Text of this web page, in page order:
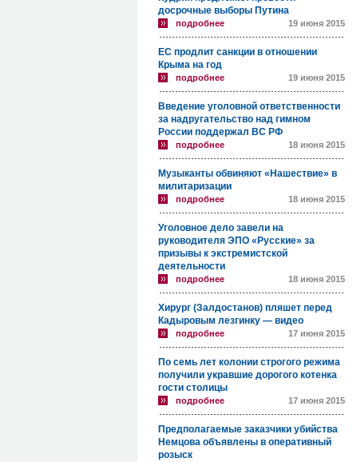
досрочные выборы Путина
подробнее 19 июня 2015
ЕС продлит санкции в отношении
Крыма на год
подробнее 19 июня 2015
Введение уголовной ответственности
за надругательство над гимном
России поддержал ВС РФ
подробнее 18 июня 2015
Музыканты обвиняют «Нашествие» в
милитаризации
подробнее 18 июня 2015
Уголовное дело завели на
руководителя ЭПО «Русские» за
призывы к экстремистской
деятельности
подробнее 18 июня 2015
Хирург (Залдостанов) пляшет перед
Кадыровым лезгинку — видео
подробнее 17 июня 2015
По семь лет колонии строгого режима
получили укравшие дорогого котенка
гости столицы
подробнее 17 июня 2015
Предполагаемые заказчики убийства
Немцова объявлены в оперативный
розыск